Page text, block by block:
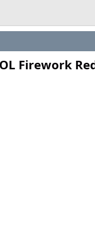
Firework